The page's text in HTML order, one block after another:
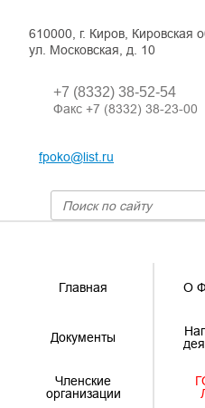
610000, г. Киров, Кировская
ул. Московская, д. 10
+7 (8332) 38-52-54
Факс +7 (8332) 38-23-00
fpoko@list.ru
Главная О
Документы
Членские
организации